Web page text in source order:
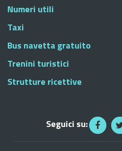
Numeri utili
Taxi
Bus navetta gratuito
Trenini turistici
Strutture ricettive
Seguici su: